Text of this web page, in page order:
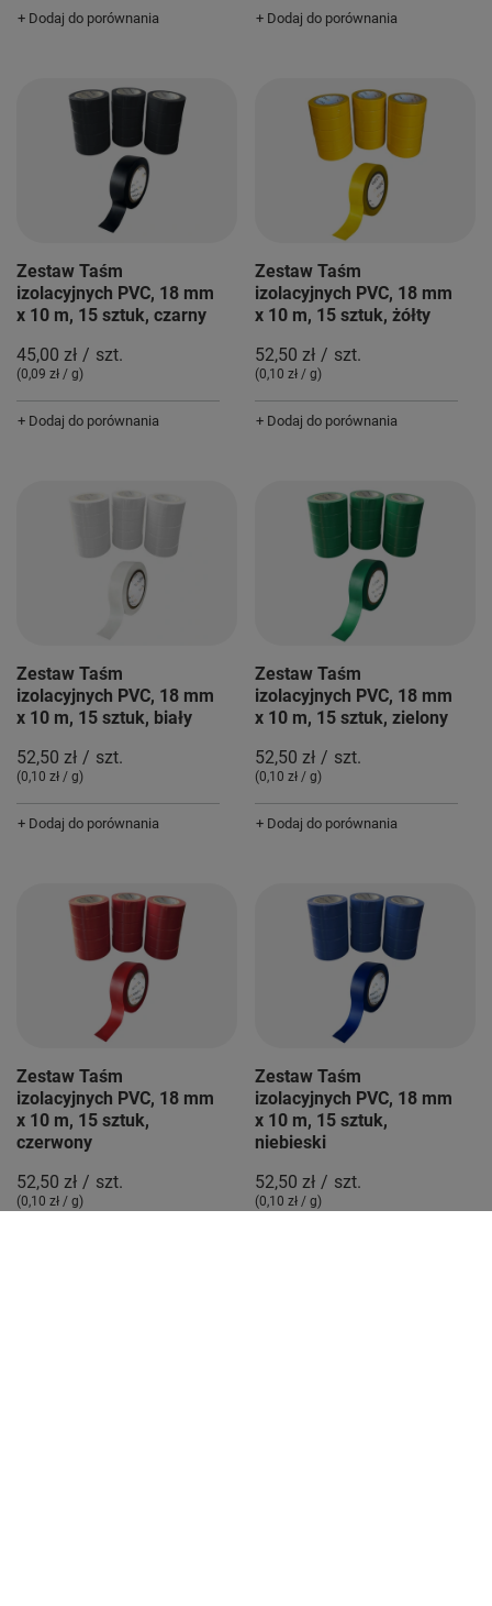
+ Dodaj do porównania + Dodaj do porównania
Zestaw Taśm
izolacyjnych PVC, 18 mm
x 10 m, 15 sztuk, czarny
45,00 zł / szt.
(0,09 zł / g)
+ Dodaj do porównania
Zestaw Taśm
izolacyjnych PVC, 18 mm
x 10 m, 15 sztuk, żółty
52,50 zł / szt.
(0,10 zł / g)
+ Dodaj do porównania
Zestaw Taśm
izolacyjnych PVC, 18 mm
x 10 m, 15 sztuk, biały
52,50 zł / szt.
(0,10 zł / g)
+ Dodaj do porównania
Zestaw Taśm
izolacyjnych PVC, 18 mm
x 10 m, 15 sztuk, zielony
52,50 zł / szt.
(0,10 zł / g)
+ Dodaj do porównania
Zestaw Taśm
izolacyjnych PVC, 18 mm
x 10 m, 15 sztuk,
czerwony
52,50 zł / szt.
(0,10 zł / g)
Zestaw Taśm
izolacyjnych PVC, 18 mm
x 10 m, 15 sztuk,
niebieski
52,50 zł / szt.
(0,10 zł / g)